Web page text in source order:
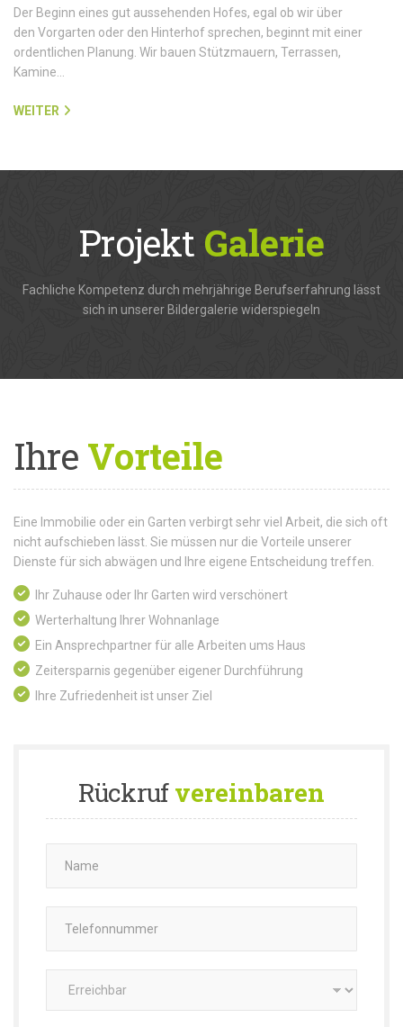
Der Beginn eines gut aussehenden Hofes, egal ob wir über
den Vorgarten oder den Hinterhof sprechen, beginnt mit einer
ordentlichen Planung. Wir bauen Stützmauern, Terrassen,
Kamine…
WEITER
Projekt Galerie
Fachliche Kompetenz durch mehrjährige Berufserfahrung lässt
sich in unserer Bildergalerie widerspiegeln
IhreVorteile
Eine Immobilie oder ein Garten verbirgt sehr viel Arbeit, die sich oft
nicht aufschieben lässt. Sie müssen nur die Vorteile unserer
Dienste für sich abwägen und Ihre eigene Entscheidung treffen.
Ihr Zuhause oder Ihr Garten wird verschönert
Werterhaltung Ihrer Wohnanlage
Ein Ansprechpartner für alle Arbeiten ums Haus
Zeitersparnis gegenüber eigener Durchführung
Ihre Zufriedenheit ist unser Ziel
Rückrufvereinbaren